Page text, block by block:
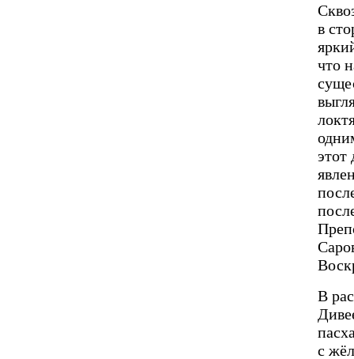
в
что
этот
В
с